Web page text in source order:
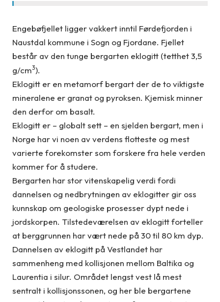
Engebøfjellet ligger vakkert inntil Førdefjorden i
Naustdal kommune i Sogn og Fjordane. Fjellet
består av den tunge bergarten eklogitt (tetthet 3,5
g/cm3).
Eklogitt er en metamorf bergart der de to viktigste
mineralene er granat og pyroksen. Kjemisk minner
den derfor om basalt.
Eklogitt er – globalt sett – en sjelden bergart, men i
Norge har vi noen av verdens flotteste og mest
varierte forekomster som forskere fra hele verden
kommer for å studere.
Bergarten har stor vitenskapelig verdi fordi
dannelsen og nedbrytningen av eklogitter gir oss
kunnskap om geologiske prosesser dypt nede i
jordskorpen. Tilstedeværelsen av eklogitt forteller
at berggrunnen har vært nede på 30 til 80 km dyp.
Dannelsen av eklogitt på Vestlandet har
sammenheng med kollisjonen mellom Baltika og
Laurentia i silur. Området lengst vest lå mest
sentralt i kollisjonssonen, og her ble bergartene